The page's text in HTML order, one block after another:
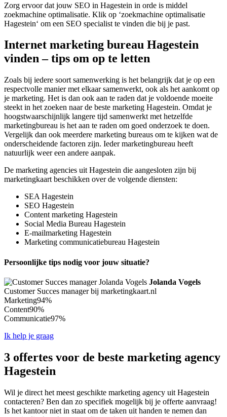
Zorg ervoor dat jouw SEO in Hagestein in orde is middel
zoekmachine optimalisatie. Klik op ‘zoekmachine optimalisatie
Hagestein‘ om een SEO specialist te vinden die bij je past.
Internet marketing bureau Hagestein
vinden – tips om op te letten
Zoals bij iedere soort samenwerking is het belangrijk dat je op een
respectvolle manier met elkaar samenwerkt, ook als het aankomt op
je marketing. Het is dan ook aan te raden dat je voldoende moeite
steekt in het zoeken naar de beste marketing Hagestein. Omdat je
hoogstwaarschijnlijk langere tijd samenwerkt met hetzelfde
marketingbureau is het aan te raden om goed onderzoek te doen.
Vergelijk dan ook meerdere marketing bureaus om te kijken wat de
onderscheidende factoren zijn. Ieder marketingbureau heeft
natuurlijk weer een andere aanpak.
De marketing agencies uit Hagestein die aangesloten zijn bij
marketingkaart beschikken over de volgende diensten:
SEA Hagestein
SEO Hagestein
Content marketing Hagestein
Social Media Bureau Hagestein
E-mailmarketing Hagestein
Marketing communicatiebureau Hagestein
Persoonlijke tips nodig voor jouw situatie?
Jolanda Vogels
Customer Succes manager bij marketingkaart.nl
Marketing94%
Content90%
Communicatie97%
Ik help je graag
3 offertes voor de beste marketing agency
Hagestein
Wil je direct het meest geschikte marketing agency uit Hagestein
contacteren? Ben dan zo specifiek mogelijk bij je offerte aanvraag!
Is het kantoor niet in staat om de taken uit handen te nemen dan